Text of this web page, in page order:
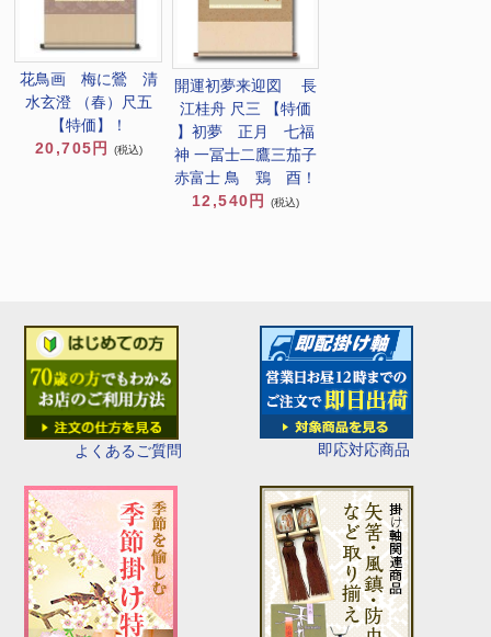
よくあるご質問 即応対応商品
花鳥画 梅に鶯 清
水玄澄 （春）尺五
【特価】！
20,705円
(税込)
開運初夢来迎図 長
江桂舟 尺三 【特価
】初夢 正月 七福
神 一冨士二鷹三茄子
赤富士 鳥 鶏 酉！
12,540円
(税込)